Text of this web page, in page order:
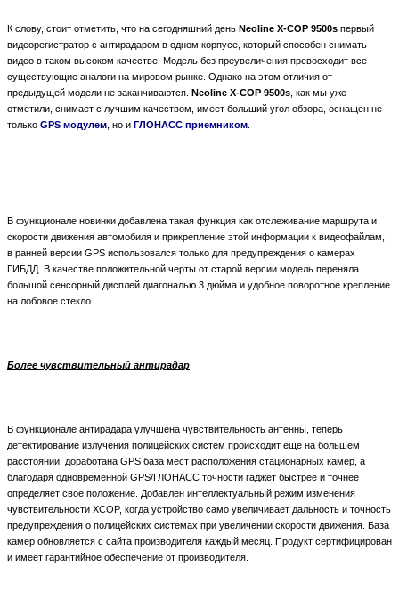
К слову, стоит отметить, что на сегодняшний день Neоline X-COP 9500s первый
видеорегистратор с антирадаром в одном корпусе, который способен снимать
видео в таком высоком качестве. Модель без преувеличения превосходит все
существующие аналоги на мировом рынке. Однако на этом отличия от
предыдущей модели не заканчиваются. Neоline X-COP 9500s , как мы уже
отметили, снимает с лучшим качеством, имеет больший угол обзора, оснащен не
только GPS модулем , но и ГЛОНАСС приемником
В функционале новинки добавлена такая функция как отслеживание маршрута и
скорости движения автомобиля и прикрепление этой информации к видеофайлам,
в ранней версии GPS использовался только для предупреждения о камерах
ГИБДД. В качестве положительной черты от старой версии модель переняла
большой сенсорный дисплей диагональю 3 дюйма и удобное поворотное крепление
на лобовое стекло.
Более чувствительный антирадар
В функционале антирадара улучшена чувствительность антенны, теперь
детектирование излучения полицейских систем происходит ещё на большем
расстоянии, доработана GPS база мест расположения стационарных камер, а
благодаря одновременной GPS/ГЛОНАСС точности гаджет быстрее и точнее
определяет свое положение. Добавлен интеллектуальный режим изменения
чувствительности XCOP, когда устройство само увеличивает дальность и точность
предупреждения о полицейских системах при увеличении скорости движения. База
камер обновляется с сайта производителя каждый месяц. Продукт сертифицирован
и имеет гарантийное обеспечение от производителя.